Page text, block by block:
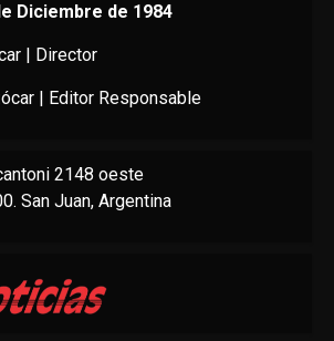
Diciembre de 1984
| Director
| Editor Responsable
2148 oeste
San Juan, Argentina